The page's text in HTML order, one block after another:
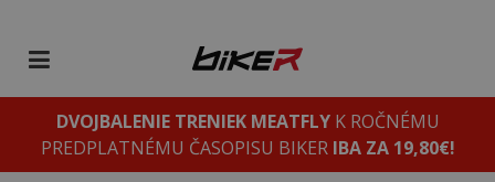
DVOJBALENIE TRENIEK MEATFLYK ROČNÉMU
PREDPLATNÉMU ČASOPISU BIKER IBA ZA 19,80€!